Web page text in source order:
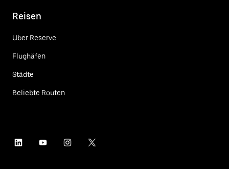
Reisen
Uber Reserve
Flughäfen
Städte
Beliebte Routen